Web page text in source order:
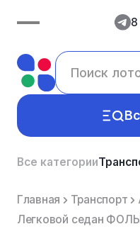
8
Все категории
Главная Транспорт